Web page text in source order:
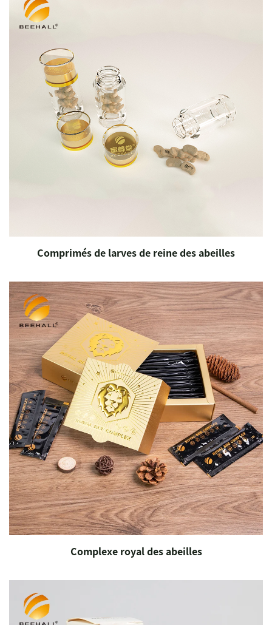
Comprimés de larves de reine des abeilles
Complexe royal des abeilles